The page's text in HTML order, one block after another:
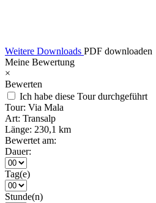
Weitere Downloads PDF downloaden
Meine Bewertung
×
Bewerten
Ich habe diese Tour durchgeführt
Tour: Via Mala
Art: Transalp
Länge: 230,1 km
Bewertet am:
Dauer:
Tag(e)
Stunde(n)